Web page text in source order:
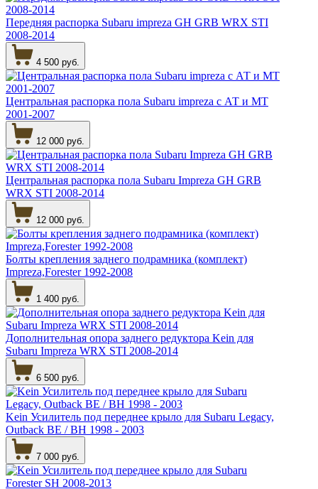
Передняя распорка Subaru impreza GH GRB WRX STI
2008-2014
4 500 руб.
Центральная распорка пола Subaru impreza с АТ и МТ
2001-2007
12 000 руб.
Центральная распорка пола Subaru Impreza GH GRB
WRX STI 2008-2014
12 000 руб.
Болты крепления заднего подрамника (комплект)
Impreza,Forester 1992-2008
1 400 руб.
Дополнительная опора заднего редуктора Kein для
Subaru Impreza WRX STI 2008-2014
6 500 руб.
Kein Усилитель под переднее крыло для Subaru Legacy,
Outback BE / BH 1998 - 2003
7 000 руб.